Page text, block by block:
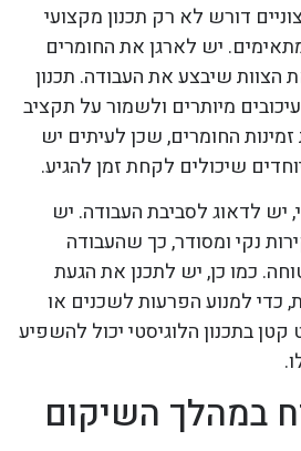
דורש לא רק תכנון מקצועי
יש לארגן את החומרים
שיבצע את העבודה. תכנון
עיכובים מיותרים ולשמור על תקציב
החומרים, שכן לעיתים יש
שיכולים לקחת זמן להגיע.
יש לדאוג לסביבת העבודה. יש
נקי ומסודר, כך שהעבודה
כמו כן, יש לתכנן את הגעת
כדי למנוע הפרעות לשכנים או
בתכנון הלוגיסטי יכול להשפיע
במהלך השיקום